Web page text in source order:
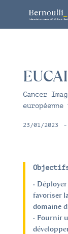
Cancer
23/01/2023 -
•
favoriser
domaine
• Fournir